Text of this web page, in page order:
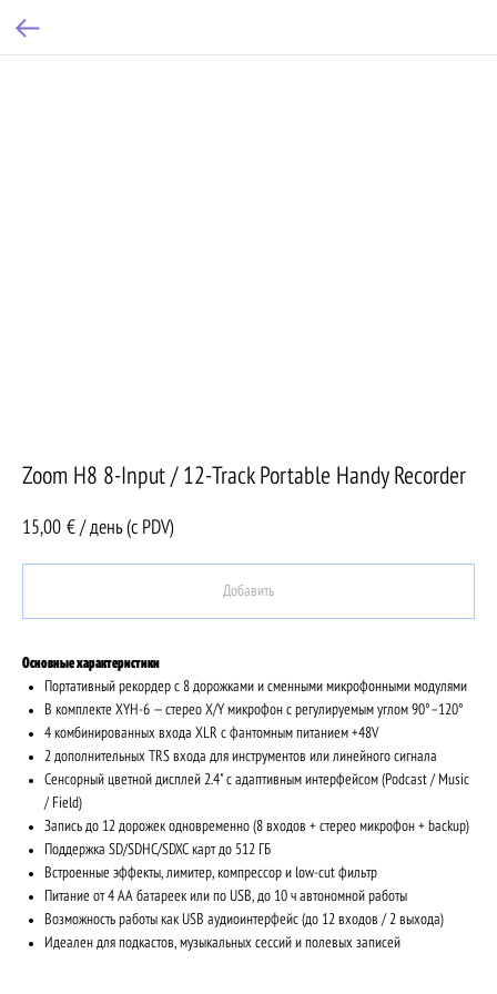
Zoom H8 8-Input / 12-Track Portable Handy Recorder
15,00 € / день (c PDV)
Добавить
Основные характеристики
Портативный рекордер с 8 дорожками и сменными микрофонными модулями
В комплекте XYH-6 — стерео X/Y микрофон с регулируемым углом 90°–120°
4 комбинированных входа XLR с фантомным питанием +48V
2 дополнительных TRS входа для инструментов или линейного сигнала
Сенсорный цветной дисплей 2.4" с адаптивным интерфейсом (Podcast / Music
/ Field)
Запись до 12 дорожек одновременно (8 входов + стерео микрофон + backup)
Поддержка SD/SDHC/SDXC карт до 512 ГБ
Встроенные эффекты, лимитер, компрессор и low-cut фильтр
Питание от 4 AA батареек или по USB, до 10 ч автономной работы
Возможность работы как USB аудиоинтерфейс (до 12 входов / 2 выхода)
Идеален для подкастов, музыкальных сессий и полевых записей